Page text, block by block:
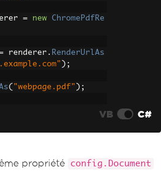
= new
ChromePdfRe
renderer . RenderUrlAs
);
( "webpage.pdf" );
VB C#
propriété config.Document